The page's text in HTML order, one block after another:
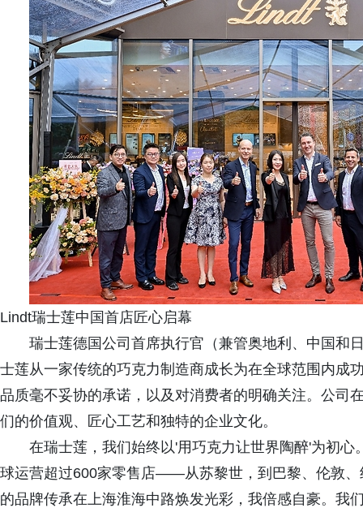
Lindt瑞士莲中国首店匠心启幕
瑞士莲德国公司首席执行官（兼管奥地利、中国和
士莲从一家传统的巧克力制造商成长为在全球范围内成
品质毫不妥协的承诺，以及对消费者的明确关注。公司
们的价值观、匠心工艺和独特的企业文化。
在瑞士莲，我们始终以'用巧克力让世界陶醉'为初
球运营超过600家零售店——从苏黎世，到巴黎、伦敦
的品牌传承在上海淮海中路焕发光彩，我倍感自豪。我